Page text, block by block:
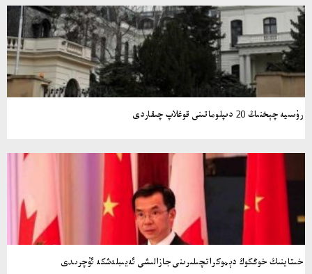
رۇسىيە چېخنىڭ 20 دىپلوماتىنى قوغلاپ چىقاردى
خىتاينىڭ خوڭكوڭ دېموكراتچىلىرىنى جازالىشى ئەيىبلەشكە ئۇچرىدى